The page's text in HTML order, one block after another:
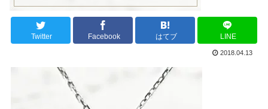
Twitter Facebook はてブ LINE
2018.04.13